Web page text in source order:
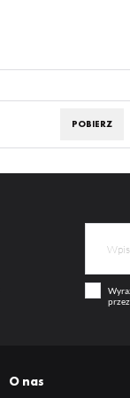
POBIERZ
O nas